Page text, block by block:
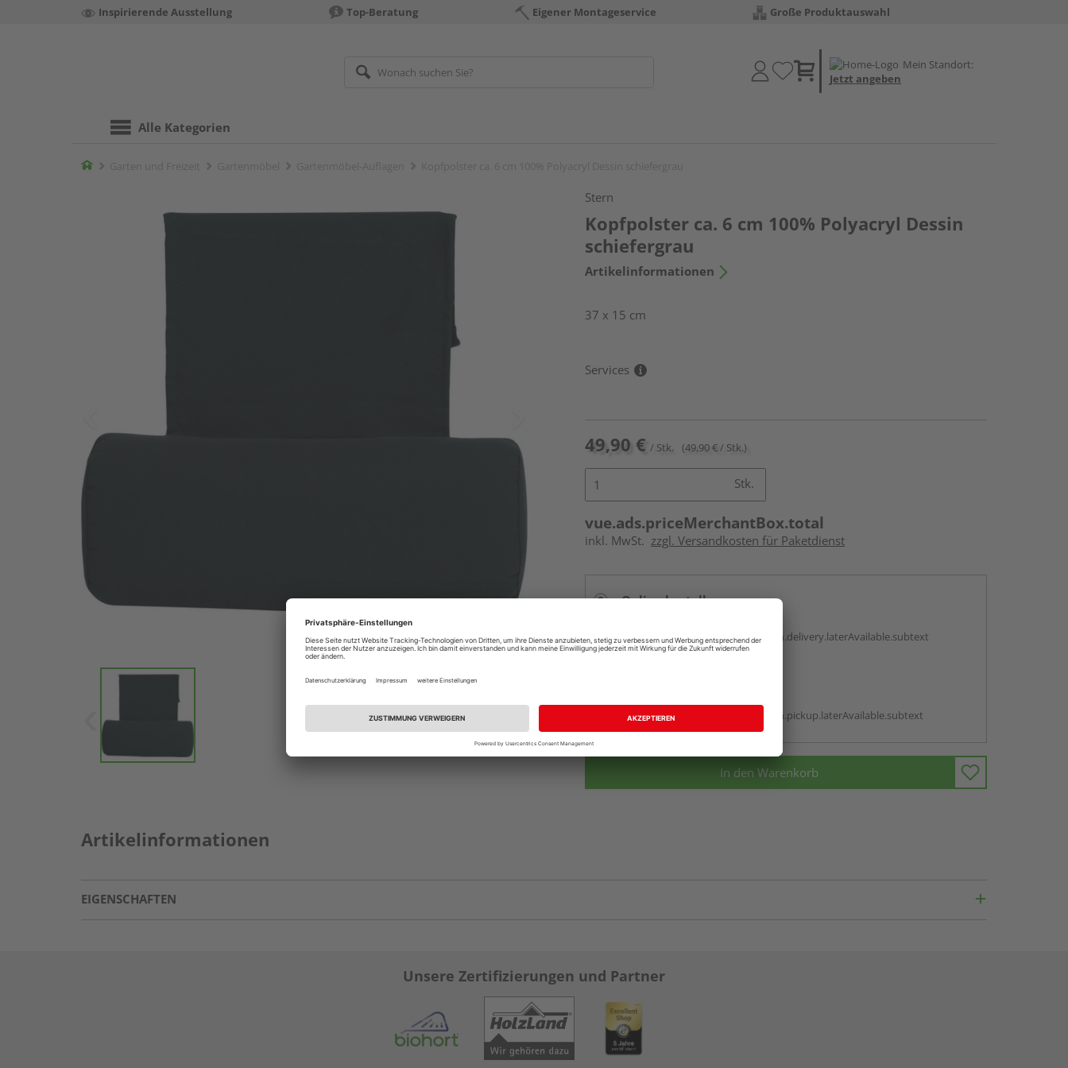
Inspirierende Ausstellung Top-Beratung Eigener Montageservice Große Produktauswahl
Mein Standort:
Jetzt angeben
Alle Kategorien
Home
Stern
Kopfpolster ca. 6 cm 100% Polyacryl Dessin
schiefergrau
Artikelinformationen
37 x 15 cm
Services
49,90 € / Stk. (49,90 € / Stk.)
Stk.
vue.ads.priceMerchantBox.total
inkl. MwSt. zzgl. Versandkosten für Paketdienst
Online bestellen
vue.ads.priceMerchantBox.option.delivery.laterAvailable.subtext
vue.ads.priceMerchantBox.option.pickup.laterAvailable.subtext
In den Warenkorb
Artikelinformationen
EIGENSCHAFTEN
Unsere Zertifizierungen und Partner